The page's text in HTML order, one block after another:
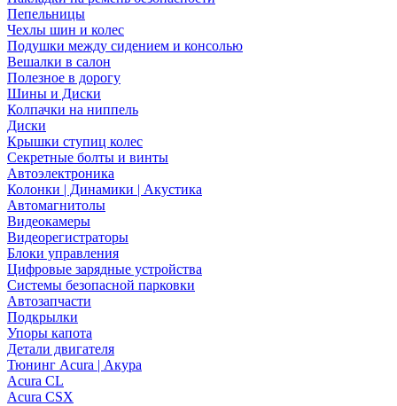
Пепельницы
Чехлы шин и колес
Подушки между сидением и консолью
Вешалки в салон
Полезное в дорогу
Шины и Диски
Колпачки на ниппель
Диски
Крышки ступиц колес
Секретные болты и винты
Автоэлектроника
Колонки | Динамики | Акустика
Автомагнитолы
Видеокамеры
Видеорегистраторы
Блоки управления
Цифровые зарядные устройства
Системы безопасной парковки
Автозапчасти
Подкрылки
Упоры капота
Детали двигателя
Тюнинг Acura | Акура
Acura CL
Acura CSX